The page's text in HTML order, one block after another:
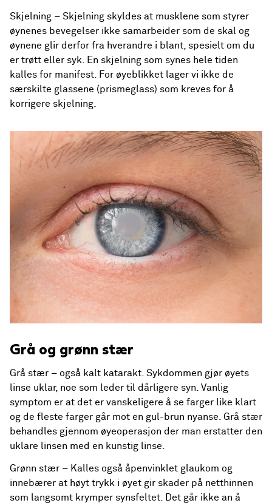
Skjelning – Skjelning skyldes at musklene som styrer
øynenes bevegelser ikke samarbeider som de skal og
øynene glir derfor fra hverandre i blant, spesielt om du
er trøtt eller syk. En skjelning som synes hele tiden
kalles for manifest. For øyeblikket lager vi ikke de
særskilte glassene (prismeglass) som kreves for å
korrigere skjelning.
Grå og grønn stær
Grå stær – også kalt katarakt. Sykdommen gjør øyets
linse uklar, noe som leder til dårligere syn. Vanlig
symptom er at det er vanskeligere å se farger like klart
og de fleste farger går mot en gul-brun nyanse. Grå stær
behandles gjennom øyeoperasjon der man erstatter den
uklare linsen med en kunstig linse.
Grønn stær – Kalles også åpenvinklet glaukom og
innebærer at høyt trykk i øyet gir skader på netthinnen
som langsomt krymper synsfeltet. Det går ikke an å